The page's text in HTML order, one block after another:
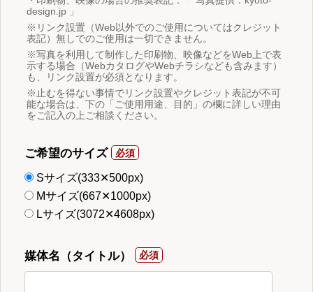
design.jp 」
※リンク設置（Web以外でのご使用についてはクレジット
表記）無しでのご使用は一切できません。
※写真を利用して制作した印刷物、映像などをWeb上で表
示する場合（WebカタログやWebチラシなども含みます）
も、リンク設置が必須となります。
※止むを得ない事情でリンク設置やクレジット表記が不可
能な場合は、下の「ご使用用途、目的」の欄に詳しい理由
をご記入の上ご相談ください。
ご希望のサイズ
Sサイズ(333✕500px)
Mサイズ(667✕1000px)
Lサイズ(3072✕4608px)
媒体名（タイトル）